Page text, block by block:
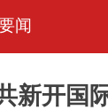
闻
新开国